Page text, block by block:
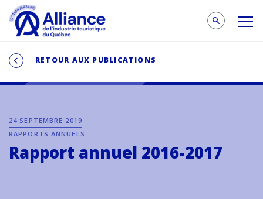
RETOUR AUX PUBLICATIONS
24 SEPTEMBRE 2019
RAPPORTS ANNUELS
Rapport annuel 2016-2017